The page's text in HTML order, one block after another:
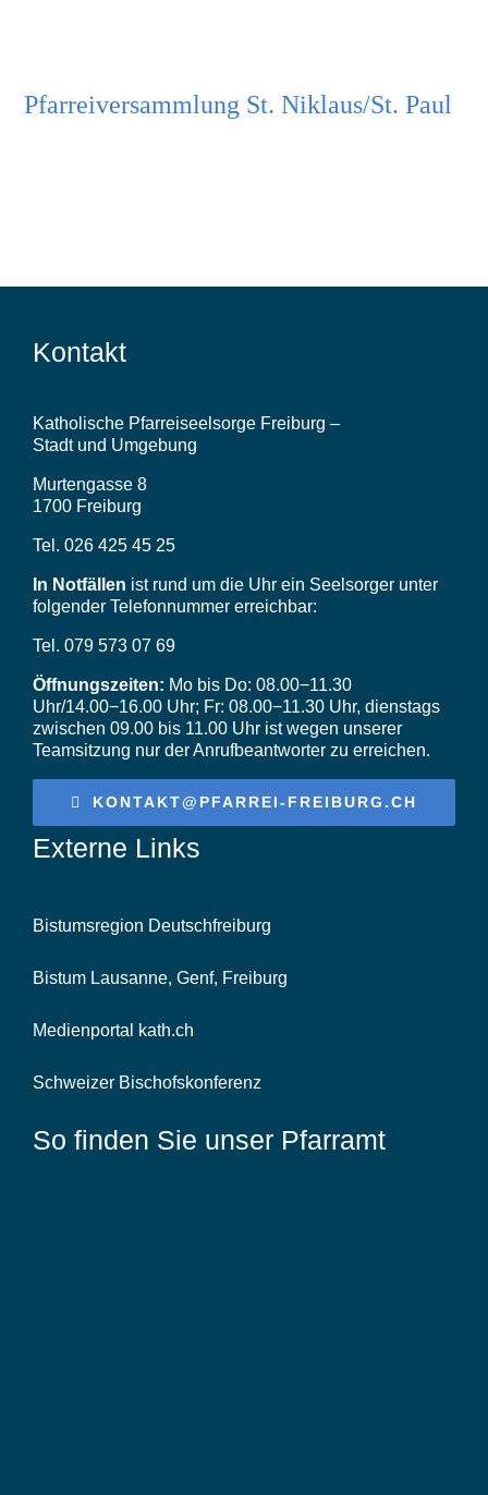
Pfarreiversammlung St. Niklaus/St. Paul
Kontakt
Katholische Pfarreiseelsorge Freiburg –
Stadt und Umgebung
Murtengasse 8
1700 Freiburg
Tel. 026 425 45 25
In Notfällen ist rund um die Uhr ein Seelsorger unter
folgender Telefonnummer erreichbar:
Tel. 079 573 07 69
Öffnungszeiten: Mo bis Do: 08.00−11.30
Uhr/14.00−16.00 Uhr; Fr: 08.00−11.30 Uhr, dienstags
zwischen 09.00 bis 11.00 Uhr ist wegen unserer
Teamsitzung nur der Anrufbeantworter zu erreichen.
KONTAKT@PFARREI-FREIBURG.CH
Externe Links
Bistumsregion Deutschfreiburg
Bistum Lausanne, Genf, Freiburg
Medienportal kath.ch
Schweizer Bischofskonferenz
So finden Sie unser Pfarramt